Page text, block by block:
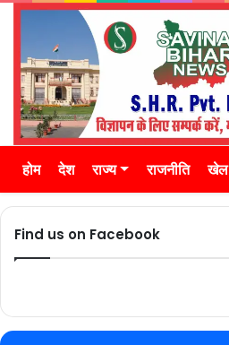
होम देश राज्य राजनीति खेल
Find us on Facebook